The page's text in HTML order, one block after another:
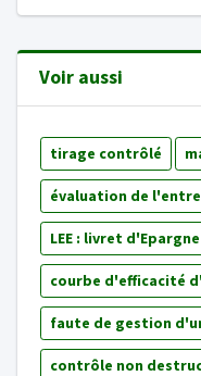
Voir aussi
tirage contrôlé
évaluation de
LEE : livret
courbe d'efficacité
faute de gestion
contrôle non